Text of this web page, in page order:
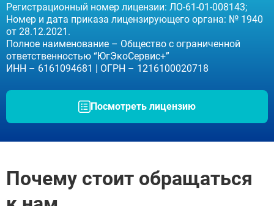
Регистрационный номер лицензии: ЛО-61-01-008143;
Номер и дата приказа лицензирующего органа: № 1940
от 28.12.2021.
Полное наименование – Общество с ограниченной
ответственностью “ЮгЭкоСервис+”
ИНН – 6161094681 | ОГРН – 1216100020718
Посмотреть лицензию
Почему стоит обращаться